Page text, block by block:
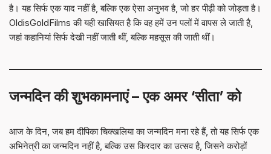
है। यह सिर्फ एक याद नहीं है, बल्कि एक ऐसा अनुभव है, जो हर पीढ़ी को जोड़ता है।
OldisGoldFilms की यही खासियत है कि वह हमें उन पलों में वापस ले जाती है,
जहां कहानियां सिर्फ देखी नहीं जाती थीं, बल्कि महसूस की जाती थीं।
जन्मदिन की शुभकामनाएं – एक अमर ‘सीता’ को
आज के दिन, जब हम दीपिका चिक्खलिया का जन्मदिन मना रहे हैं, तो यह सिर्फ एक
अभिनेत्री का जन्मदिन नहीं है, बल्कि उस किरदार का उत्सव है, जिसने करोड़ों